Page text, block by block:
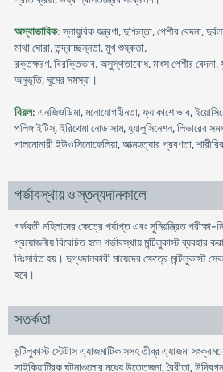
অস্বাভাবিক: স্নায়ুবিক যন্ত্রণা, দুশ্চিন্তা, পেশীর বেদনা,
মাথা ঘোরা, তন্দ্রাচ্ছন্নতা, মুখ শুষ্কতা,
রক্তক্ষরণ, বিরক্তিভাব, অসুস্থতাবোধ, মাংস পেশীর বেদনা,
অনুভূতি, ঘুমের সমস্যা।
বিরল: এনজিওডিমা, মনোযোগহীনতা, ফ্যাকাশে ভাব,
পলিঙ্গাইটিস্, ইরিথেমা নোডাসাম, হ্যালুসিনেশন, লিভারের
পালমোনারী ইউওসিনোফেলিয়া, আত্মহত্যার প্রবণতা,
গর্ভাবস্থায় ও স্তন্যদানকালে
গর্ভবতী মহিলাদের ক্ষেত্রে পর্যাপ্ত এবং সুনিয়ন্ত্রিত
প্রয়োজনীয় বিবেচিত হলে গর্ভাবস্থায় মন্টিলুকাস্ট ব্যবহার
নিঃসরিত হয়। দুগ্ধদানকারী মায়েদের ক্ষেত্রে মন্টিলুকাস্ট
হবে।
সতর্কতা
মন্টিলুকাস্ট স্টেটাস এ্যাজমাটিকাসসহ তীব্র এ্যাজমা
সাইকিয়াট্রিক ঘটনাগুলোর মধ্যে উত্তেজনা, বৈরীতা,